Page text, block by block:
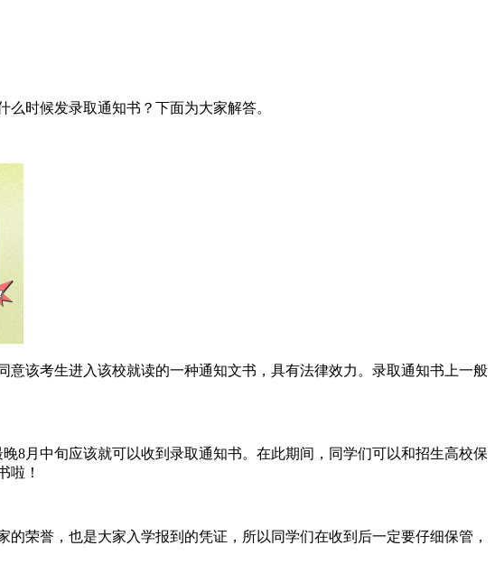
时候发录取通知书？下面为大家解答。
该考生进入该校就读的一种通知文书，具有法律效力。录取通知书上一般
8月中旬应该就可以收到录取通知书。在此期间，同学们可以和招生高校保
啦！
荣誉，也是大家入学报到的凭证，所以同学们在收到后一定要仔细保管，